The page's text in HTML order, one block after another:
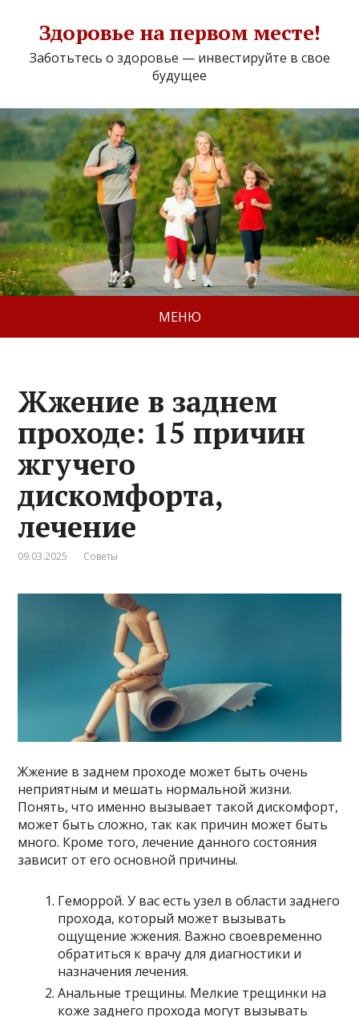
Здоровье на первом месте!
Заботьтесь о здоровье — инвестируйте в свое
будущее
МЕНЮ
Жжение в заднем
проходе: 15 причин
жгучего
дискомфорта,
лечение
09.03.2025 Советы
Жжение в заднем проходе может быть очень
неприятным и мешать нормальной жизни.
Понять, что именно вызывает такой дискомфорт,
может быть сложно, так как причин может быть
много. Кроме того, лечение данного состояния
зависит от его основной причины.
Геморрой. У вас есть узел в области заднего
прохода, который может вызывать
ощущение жжения. Важно своевременно
обратиться к врачу для диагностики и
назначения лечения.
Анальные трещины. Мелкие трещинки на
коже заднего прохода могут вызывать